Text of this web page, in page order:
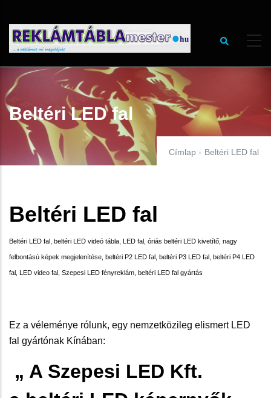
tartalomra
Beltéri LED fal
Címlap - Beltéri LED fal
Beltéri LED fal
Beltéri LED fal, beltéri LED videó tábla, LED fal, óriás beltéri LED kivetítő, nagy
felbontású képek megjelenítése, beltéri P2 LED fal, beltéri P3 LED fal, beltéri P4 LED
fal, LED video fal, Szepesi LED fényreklám, beltéri LED fal gyártás
Ez a véleménye rólunk, egy nemzetközileg elismert LED
fal gyártónak Kínában:
„ A Szepesi LED Kft.